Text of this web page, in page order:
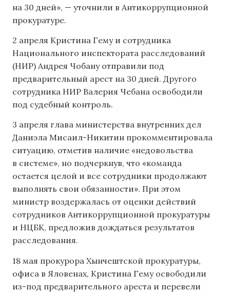
на 30 дней», — уточнили в Антикоррупционной
прокуратуре.
2 апреля Кристина Гему и сотрудника
Национального инспектората расследований
(НИР) Андрея Чобану отправили под
предварительный арест на 30 дней. Другого
сотрудника НИР Валерия Чебана освободили
под судебный контроль.
3 апреля глава министерства внутренних дел
Даниэла Мисаил-Никитин прокомментировала
ситуацию, отметив наличие «недовольства
в системе», но подчеркнув, что «команда
остается целой и все сотрудники продолжают
выполнять свои обязанности». При этом
министр воздержалась от оценки действий
сотрудников Антикоррупционной прокуратуры
и НЦБК, предложив дождаться результатов
расследования.
18 мая прокурора Хынчештской прокуратуры,
офиса в Яловенах, Кристина Гему освободили
из-под предварительного ареста и перевели